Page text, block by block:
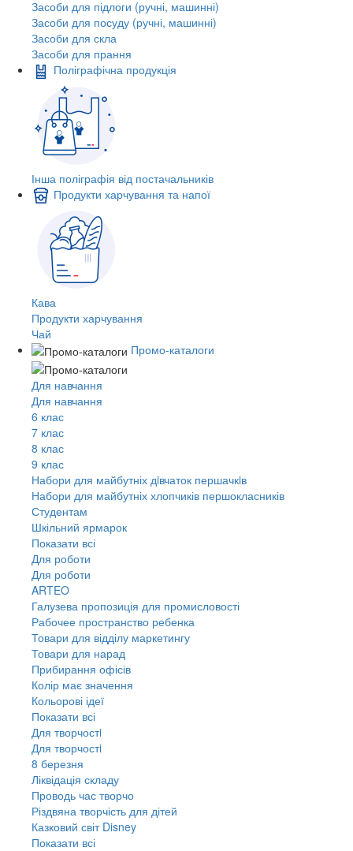
Засоби для підлоги (ручні, машинні)
Засоби для посуду (ручні, машинні)
Засоби для скла
Засоби для прання
Поліграфічна продукція
Інша поліграфія від постачальників
Продукти харчування та напої
Кава
Продукти харчування
Чай
Промо-каталоги
Для навчання
Для навчання
6 клас
7 клас
8 клас
9 клас
Набори для майбутніх дiвчаток першачкiв
Набори для майбутніх хлопчиків першокласників
Студентам
Шкільний ярмарок
Показати всі
Для роботи
Для роботи
ARTEO
Галузева пропозиція для промисловості
Рабочее пространство ребенка
Товари для відділу маркетингу
Товари для нарад
Прибирання офісів
Колір має значення
Кольорові ідеї
Показати всі
Для творчостi
Для творчостi
8 березня
Ліквідація складу
Проводь час творчо
Різдвяна творчість для дітей
Казковий світ Disney
Показати всі